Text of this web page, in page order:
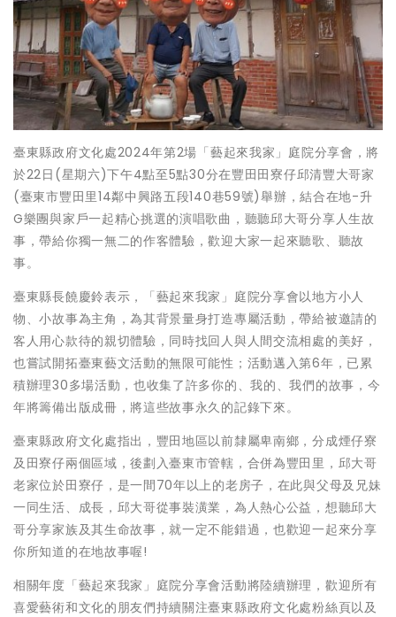
臺東縣政府文化處2024年第2場「藝起來我家」庭院分享會，將
於22日(星期六)下午4點至5點30分在豐田田寮仔邱清豐大哥家
(臺東市豐田里14鄰中興路五段140巷59號)舉辦，結合在地-升
G樂團與家戶一起精心挑選的演唱歌曲，聽聽邱大哥分享人生故
事，帶給你獨一無二的作客體驗，歡迎大家一起來聽歌、聽故
事。
臺東縣長饒慶鈴表示，「藝起來我家」庭院分享會以地方小人
物、小故事為主角，為其背景量身打造專屬活動，帶給被邀請的
客人用心款待的親切體驗，同時找回人與人間交流相處的美好，
也嘗試開拓臺東藝文活動的無限可能性；活動邁入第6年，已累
積辦理30多場活動，也收集了許多你的、我的、我們的故事，今
年將籌備出版成冊，將這些故事永久的記錄下來。
臺東縣政府文化處指出，豐田地區以前隸屬卑南鄉，分成煙仔寮
及田寮仔兩個區域，後劃入臺東市管轄，合併為豐田里，邱大哥
老家位於田寮仔，是一間70年以上的老房子，在此與父母及兄妹
一同生活、成長，邱大哥從事裝潢業，為人熱心公益，想聽邱大
哥分享家族及其生命故事，就一定不能錯過，也歡迎一起來分享
你所知道的在地故事喔!
相關年度「藝起來我家」庭院分享會活動將陸續辦理，歡迎所有
喜愛藝術和文化的朋友們持續關注臺東縣政府文化處粉絲頁以及